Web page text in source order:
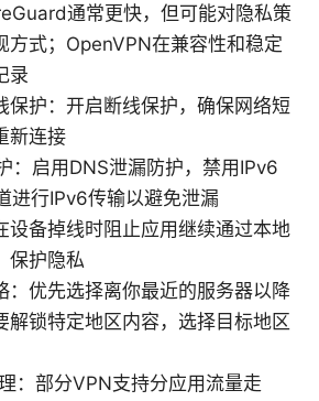
通常更快，但可能对隐私策
方式；OpenVPN在兼容性和稳定
录
保护：开启断线保护，确保网络短
新连接
：启用DNS泄漏防护，禁用IPv6
进行IPv6传输以避免泄漏
设备掉线时阻止应用继续通过本地
保护隐私
：优先选择离你最近的服务器以降
解锁特定地区内容，选择目标地区
：部分VPN支持分应用流量走